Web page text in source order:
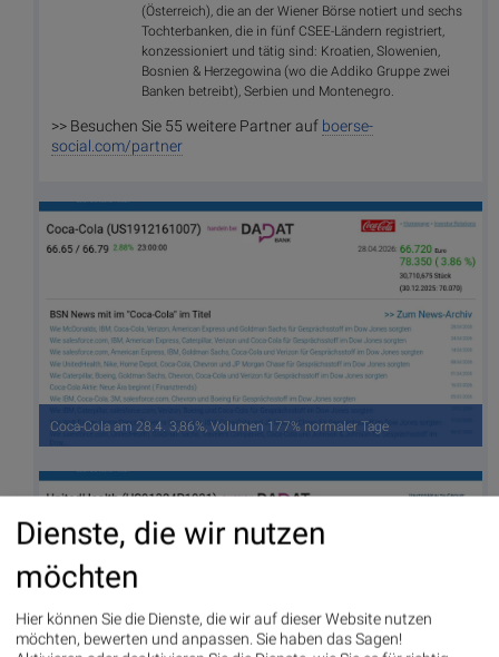
(Österreich), die an der Wiener Börse notiert und sechs
Tochterbanken, die in fünf CSEE-Ländern registriert,
konzessioniert und tätig sind: Kroatien, Slowenien,
Bosnien & Herzegowina (wo die Addiko Gruppe zwei
Banken betreibt), Serbien und Montenegro.
>> Besuchen Sie 55 weitere Partner auf boerse-
social.com/partner
Coca-Cola am 28.4. 3,86%, Volumen 177% normaler Tage
Dienste, die wir nutzen
möchten
Hier können Sie die Dienste, die wir auf dieser Website nutzen
möchten, bewerten und anpassen. Sie haben das Sagen!